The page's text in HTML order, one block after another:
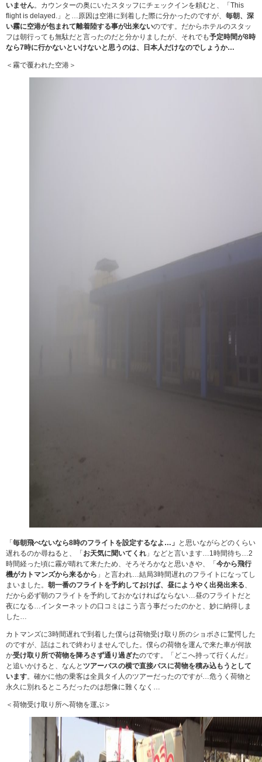
いません。カウンターの奥にいたスタッフにチェックインを頼むと、「This
flight is delayed.」と…原因は空港に到着した際に分かったのですが、 毎朝、深
い霧に空港が包まれて離着陸する事が出来ないのです。だからホテルのスタッ
フは朝行っても無駄だと言ったのだと分かりましたが、それでも予定時間が8時
なら7時に行かないといけないと思うのは、日本人だけなのでしょうか…
＜霧で覆われた空港＞
「毎朝飛べないなら8時のフライトを設定するなよ…」 と思いながらどのくらい
遅れるのか尋ねると、「お天気に聞いてくれ 」などと言います…1時間待ち…2
時間経った頃に霧が晴れて来たため、そろそろかなと思いきや、「今から飛行
機がカトマンズから来るから 」と言われ…結局3時間遅れのフライトになってし
まいました。 朝一番のフライトを予約しておけば、昼にようやく出発出来る
だから必ず朝のフライトを予約しておかなければならない…昼のフライトだと
夜になる…インターネットの口コミはこう言う事だったのかと、妙に納得しま
した…
カトマンズに3時間遅れで到着した僕らは荷物受け取り所のショボさに驚愕した
のですが、話はこれで終わりませんでした。僕らの荷物を運んで来た車が何故
か受け取り所で荷物を降ろさず通り過ぎたのです。「どこへ持って行くんだ」
と追いかけると、なんと ツアーバスの横で直接バスに荷物を積み込もうとして
います。確かに他の乗客は全員タイ人のツアーだったのですが…危うく荷物と
永久に別れるところだったのは想像に難くなく…
＜荷物受け取り所へ荷物を運ぶ＞